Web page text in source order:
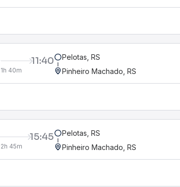
11:40
1h 40m
Pelotas, RS
Pinheiro Machado, RS
15:45
2h 45m
Pelotas, RS
Pinheiro Machado, RS